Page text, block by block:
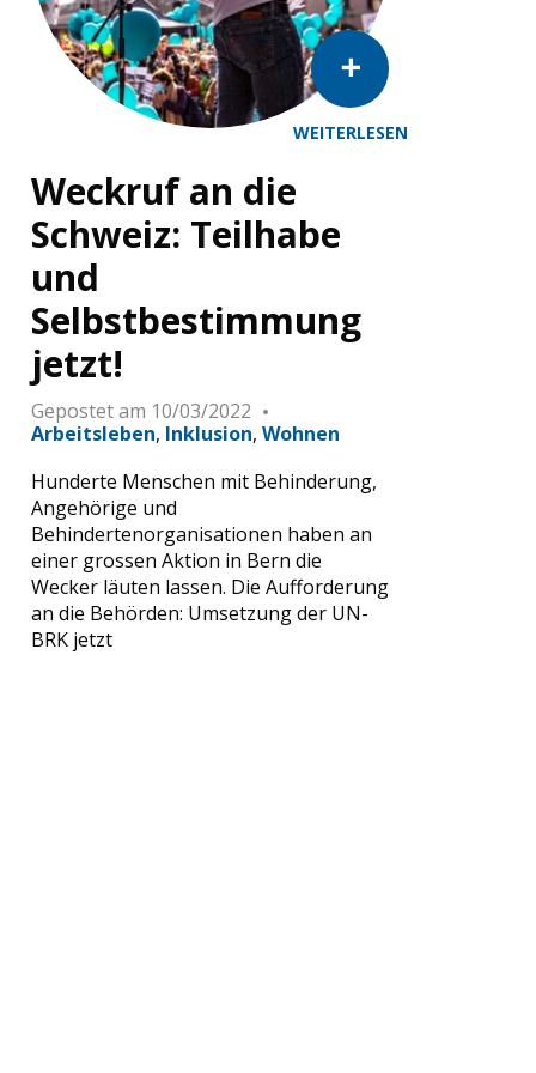
WEITERLESEN
Weckruf an die
Schweiz: Teilhabe
und
Selbstbestimmung
jetzt!
Gepostet am 10/03/2022
Arbeitsleben Inklusion Wohnen
Hunderte Menschen mit Behinderung,
Angehörige und
Behindertenorganisationen haben an
einer grossen Aktion in Bern die
Wecker läuten lassen. Die Aufforderung
an die Behörden: Umsetzung der UN-
BRK jetzt